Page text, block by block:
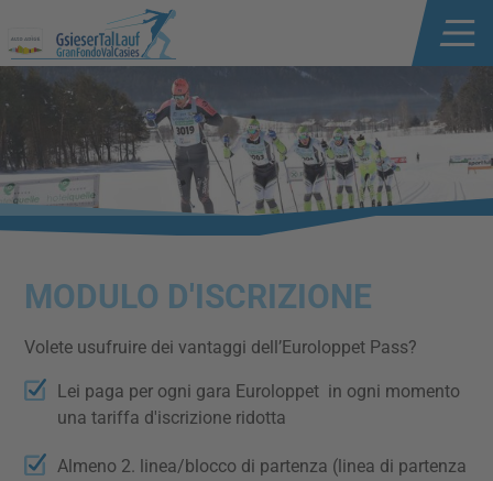
MODULO D'ISCRIZIONE
Volete usufruire dei vantaggi dell’Euroloppet Pass?
Lei paga per ogni gara Euroloppet in ogni momento
una tariffa d'iscrizione ridotta
Almeno 2. linea/blocco di partenza (linea di partenza